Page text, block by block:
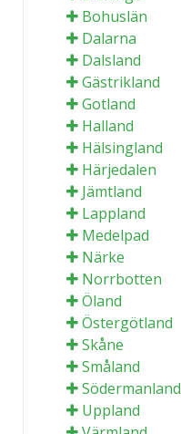
Bohuslän
Dalarna
Dalsland
Gästrikland
Gotland
Halland
Hälsingland
Härjedalen
Jämtland
Lappland
Medelpad
Närke
Norrbotten
Öland
Östergötland
Skåne
Småland
Södermanland
Uppland